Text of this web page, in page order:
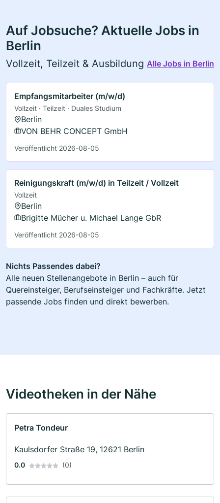
Auf Jobsuche? Aktuelle Jobs in
Berlin
Vollzeit, Teilzeit & Ausbildung Alle Jobs in Berlin
Empfangsmitarbeiter (m/w/d)
Vollzeit · Teilzeit · Duales Studium
Berlin
VON BEHR CONCEPT GmbH
Veröffentlicht 2026-08-05
Reinigungskraft (m/w/d) in Teilzeit / Vollzeit
Vollzeit
Berlin
Brigitte Mücher u. Michael Lange GbR
Veröffentlicht 2026-08-05
Nichts Passendes dabei?
Alle neuen Stellenangebote in Berlin – auch für
Quereinsteiger, Berufseinsteiger und Fachkräfte. Jetzt
passende Jobs finden und direkt bewerben.
Videotheken in der Nähe
Petra Tondeur
Kaulsdorfer Straße 19, 12621 Berlin
0.0 (0)